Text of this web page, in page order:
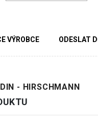
VÝROBCE ODESLAT
- HIRSCHMANN